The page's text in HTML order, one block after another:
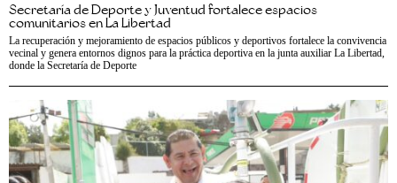
Secretaría de Deporte y Juventud fortalece espacios
comunitarios en La Libertad
La recuperación y mejoramiento de espacios públicos y deportivos fortalece la convivencia
vecinal y genera entornos dignos para la práctica deportiva en la junta auxiliar La Libertad,
donde la Secretaría de Deporte